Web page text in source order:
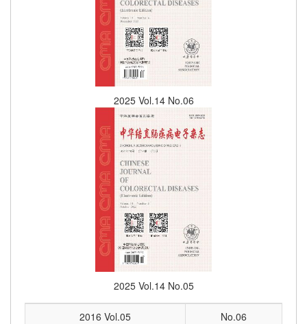
2025 Vol.14 No.06
2025 Vol.14 No.05
2016 Vol.05
No.06